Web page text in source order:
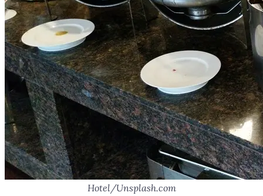
Hotel/Unsplash.com